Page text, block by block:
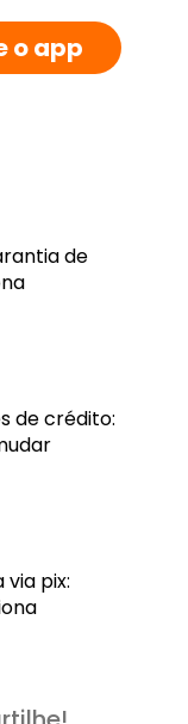
o app
de
de crédito:
pix: